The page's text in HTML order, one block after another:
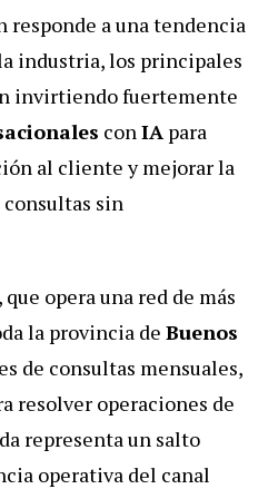
a una tendencia
industria, los principales
invirtiendo fuertemente
conIA para
al cliente y mejorar la
consultas sin
, que opera una red de más
la provincia de Buenos
de consultas mensuales,
resolver operaciones de
representa un salto
operativa del canal